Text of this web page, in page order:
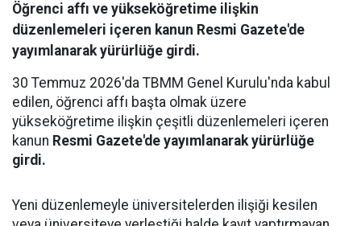
Öğrenci affı ve yükseköğretime ilişkin
düzenlemeleri içeren kanun Resmi Gazete'de
yayımlanarak yürürlüğe girdi.
30 Temmuz 2026'da TBMM Genel Kurulu'nda kabul
edilen, öğrenci affı başta olmak üzere
yükseköğretime ilişkin çeşitli düzenlemeleri içeren
kanun Resmi Gazete'de yayımlanarak yürürlüğe
girdi.
Yeni düzenlemeyle üniversitelerden ilişiği kesilen